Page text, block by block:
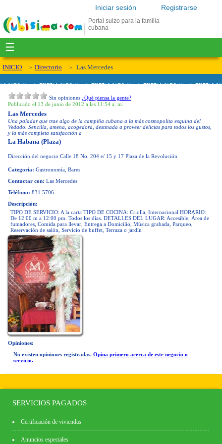
Registrarse
Iniciar sesión
Portal suizo para la familia
cubana
☰
INICIO Directorio Las Mercedes
Sin opiniones ¿Qué piensa la gente?
Publicado el 13 de junio de 2012 a las 11:54 a. m.
Las Mercedes
Una paladar que trae algo de la campiña cubana a la más cosmopolita esquina del
Vedado. Sencilla, amena, acogedora, destinada a proveer delicias para todos los gustos,
y la más completa satisfacción a
La Habana (Plaza)
Dirección del negocio Calle 18 No. 204 e/ 15 y 17 Plaza de la Revolución
Categoría: Gastronomía, Bares
Contactar con: Las Mercedes
Teléfono: 831 5706
Descripción:
TIPO DE SERVICIO: A la carta TIPO DE COCINA: Criolla, Internacional HORARIO:
De 12:00 m a 12:00 pm. Todos los días. DETALLES DEL LUGAR: Accesible, Área de
fumadores, Comida para llevar, Entrega a Domicilio, Música grabada, Parqueo,
Reservación de salón, Servicio de buffet, Terraza o jardín
Opiniones:
No existen opiniones registradas. Opina primero acerca de este negocio o
servicio.
SERVICIOS PAGADOS
Certificación de viviendas
Anuncios especiales